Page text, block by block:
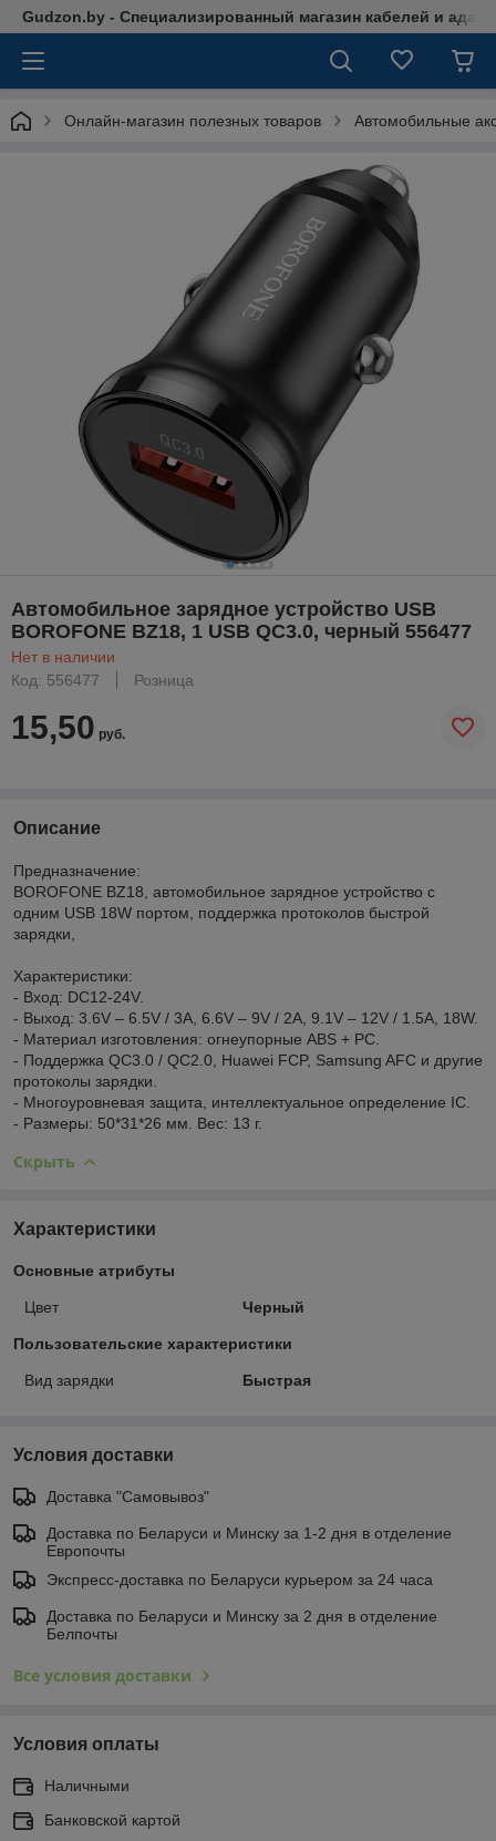
Gudzon.by - Специализированный магазин кабелей и
Онлайн-магазин полезных товаров Автомобильные
Автомобильное зарядное устройство USB
BOROFONE BZ18, 1 USB QC3.0, черный 556477
Нет в наличии
Код: 556477
Розница
15,50 руб.
Описание
Предназначение:
BOROFONE BZ18, автомобильное зарядное устройство с
одним USB 18W портом, поддержка протоколов быстрой
зарядки,
Характеристики:
- Вход: DC12-24V.
- Выход: 3.6V – 6.5V / 3A, 6.6V – 9V / 2A, 9.1V – 12V / 1.5A, 18W.
- Материал изготовления: огнеупорные ABS + PC.
- Поддержка QC3.0 / QC2.0, Huawei FCP, Samsung AFC и другие
протоколы зарядки.
- Многоуровневая защита, интеллектуальное определение IC.
- Размеры: 50*31*26 мм. Вес: 13 г.
Скрыть
Характеристики
Основные атрибуты
Цвет Черный
Пользовательские характеристики
Вид зарядки Быстрая
Условия доставки
Доставка "Самовывоз"
Доставка по Беларуси и Минску за 1-2 дня в отделение
Европочты
Экспресс-доставка по Беларуси курьером за 24 часа
Доставка по Беларуси и Минску за 2 дня в отделение
Белпочты
Все условия доставки
Условия оплаты
Наличными
Банковской картой